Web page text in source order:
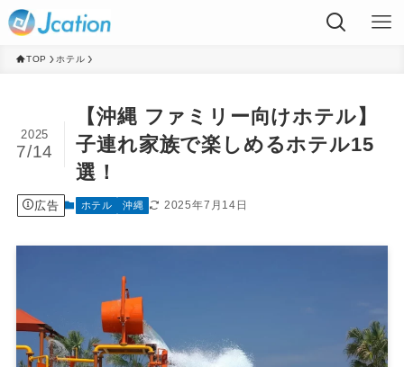
TOP ホテル
【沖縄 ファミリー向けホテル】
子連れ家族で楽しめるホテル15
選！
2025
7/14
広告 ホテル 沖縄 2025年7月14日